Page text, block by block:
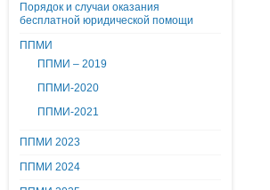
Порядок и случаи оказания
бесплатной юридической помощи
ППМИ
ППМИ – 2019
ППМИ-2020
ППМИ-2021
ППМИ 2023
ППМИ 2024